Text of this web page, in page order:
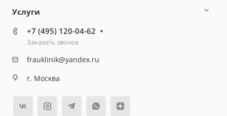
Услуги
+7 (495) 120-04-62
Заказать звонок
frauklinik@yandex.ru
г. Москва